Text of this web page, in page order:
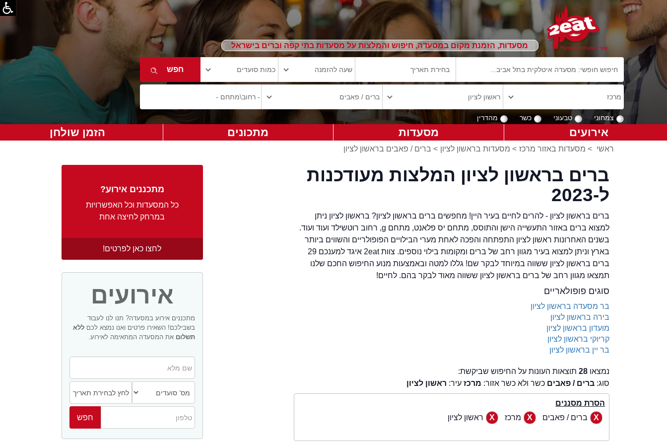
מסעדות, הזמנת מקום במסעדה, חיפוש והמלצות על מסעדות בתי קפה וברים בישראל
צמחוני טבעוני כשר מהדרין
אירועים מסעדות מתכונים הזמן שולחן
ראשי > מסעדות באזור מרכז > מסעדות בראשון לציון > ברים / פאבים בראשון לציון
מתכננים אירוע?
כל המסעדות וכל האפשרויות
במרחק לחיצה אחת
לחצו כאן לפרטים!
אירועים
מתכננים אירוע במסעדה? תנו לנו לעבוד
בשבילכם! השאירו פרטים ואנו נמצא לכם ללא
תשלום את המסעדה המתאימה לאירוע.
ברים בראשון לציון המלצות מעודכנות
ל-2023
ברים בראשון לציון - להרים לחיים בעיר היין! מחפשים ברים בראשון לציון? בראשון לציון ניתן
למצוא ברים באזור התעשייה הישן והתוסס, מתחם יס פלאנט, מתחם g, רחוב רוטשילד ועוד ועוד.
בשנים האחרונות ראשון לציון התפתחה והפכה לאחת מערי הבילויים הפופולריים והשווים ביותר
בארץ וניתן למצוא בעיר מגוון רחב של ברים ומקומות בילוי נוספים. צוות 2eat איגד למענכם 29
ברים בראשון לציון ששווה במיוחד לבקר שם! גללו למטה ובאמצעות מנוע החיפוש החכם שלנו
תמצאו מגוון רחב של ברים בראשון לציון ששווה מאוד לבקר בהם. לחיים!
סוגים פופולאריים
בר מסעדה בראשון לציון
בירה בראשון לציון
מועדון בראשון לציון
קריוקי בראשון לציון
בר יין בראשון לציון
נמצאו 28תוצאות העונות על החיפוש שביקשת:
סוג: ברים / פאבים כשר ולא כשר אזור: מרכזעיר: ראשון לציון
הסרת מסננים
ברים / פאבים
מרכז ראשון לציון